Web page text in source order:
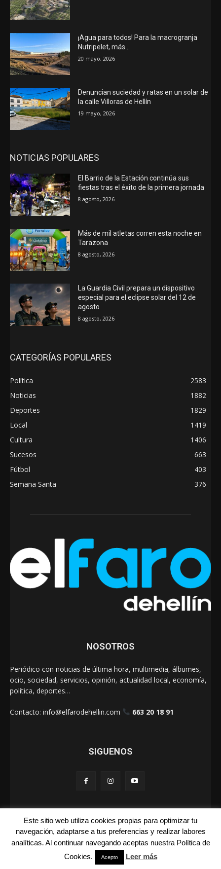
¡Agua para todos! Para la macrogranja
Nutripelet, más…
20 mayo, 2026
Denuncian suciedad y ratas en un solar de
la calle Villoras de Hellín
19 mayo, 2026
NOTICIAS POPULARES
El Barrio de la Estación continúa sus
fiestas tras el éxito de la primera jornada
8 agosto, 2026
Más de mil atletas corren esta noche en
Tarazona
8 agosto, 2026
La Guardia Civil prepara un dispositivo
especial para el eclipse solar del 12 de
agosto
8 agosto, 2026
CATEGORÍAS POPULARES
Política
2583
Noticias
1882
Deportes
1829
Local
1419
Cultura
1406
Sucesos
663
Fútbol
403
Semana Santa
376
NOSOTROS
Periódico con noticias de última hora, multimedia, álbumes,
ocio, sociedad, servicios, opinión, actualidad local, economía,
política, deportes…
Contacto: info@elfarodehellin.com 663 20 18 91
SIGUENOS
El Faro de Hellín 2025
Galerías Cartas La Foto de la Semana
Quienes Somos
Publicidad
Este sitio web utiliza cookies propias para optimizar tu
navegación, adaptarse a tus preferencias y realizar labores
analíticas. Al continuar navegando aceptas nuestra Política de
Cookies.
Acepto Leer más